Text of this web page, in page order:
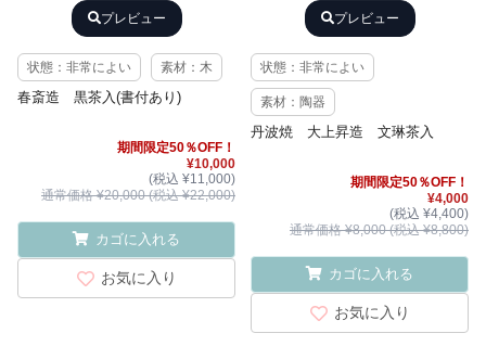
プレビュー
状態：非常によい 素材：木
春斎造 黒茶入(書付あり)
期間限定50％OFF！
¥10,000
(税込 ¥11,000)
通常価格 ¥20,000 (税込 ¥22,000)
カゴに入れる
お気に入り
プレビュー
状態：非常によい
素材：陶器
丹波焼 大上昇造 文琳茶入
期間限定50％OFF！
¥4,000
(税込 ¥4,400)
通常価格 ¥8,000 (税込 ¥8,800)
カゴに入れる
お気に入り